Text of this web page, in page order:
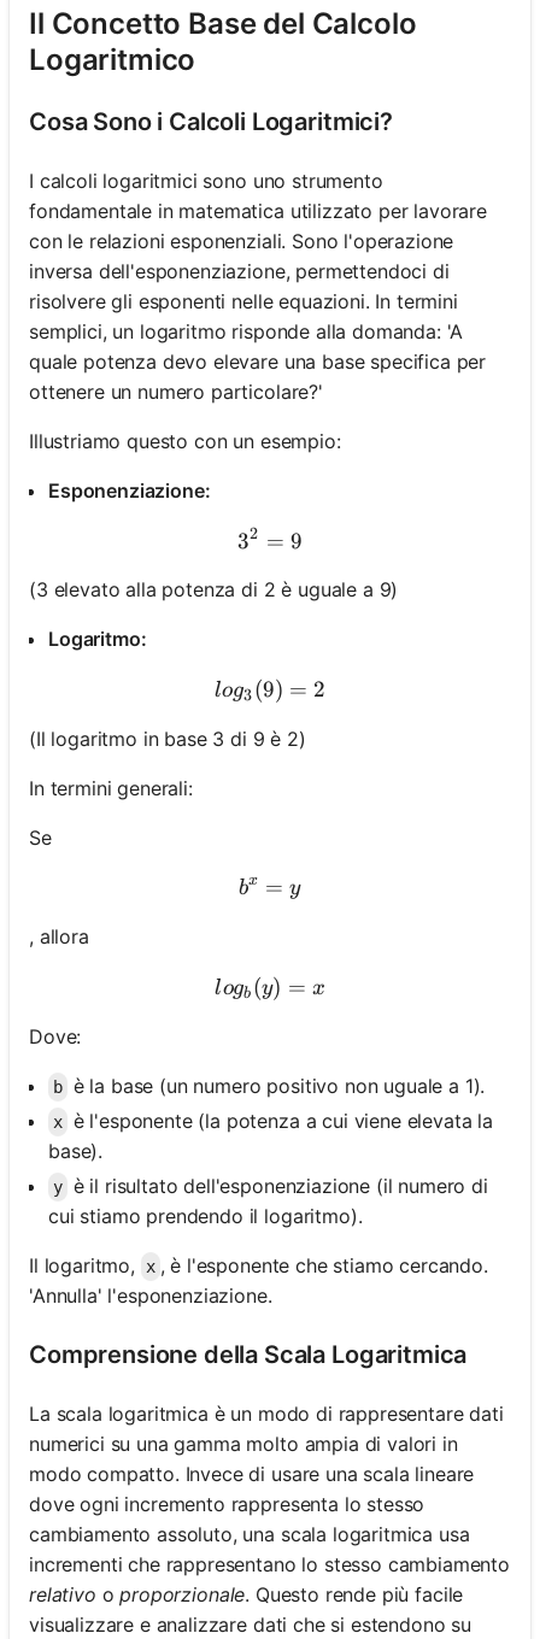
Il Concetto Base del Calcolo
Logaritmico
Cosa Sono i Calcoli Logaritmici?
I calcoli logaritmici sono uno strumento
fondamentale in matematica utilizzato per lavorare
con le relazioni esponenziali. Sono l'operazione
inversa dell'esponenziazione, permettendoci di
risolvere gli esponenti nelle equazioni. In termini
semplici, un logaritmo risponde alla domanda: 'A
quale potenza devo elevare una base specifica per
ottenere un numero particolare?'
Illustriamo questo con un esempio:
Esponenziazione:
3^2 = 9
32 = 9
(3 elevato alla potenza di 2 è uguale a 9)
Logaritmo:
log_3(9) = 2
log3(9) = 2
(Il logaritmo in base 3 di 9 è 2)
In termini generali:
Se
b^x = y
bx = y
, allora
log_b(y) = x
logb (y) = x
Dove:
b è la base (un numero positivo non uguale a 1).
x è l'esponente (la potenza a cui viene elevata la
base).
y è il risultato dell'esponenziazione (il numero di
cui stiamo prendendo il logaritmo).
Il logaritmo, x , è l'esponente che stiamo cercando.
'Annulla' l'esponenziazione.
Comprensione della Scala Logaritmica
La scala logaritmica è un modo di rappresentare dati
numerici su una gamma molto ampia di valori in
modo compatto. Invece di usare una scala lineare
dove ogni incremento rappresenta lo stesso
cambiamento assoluto, una scala logaritmica usa
incrementi che rappresentano lo stesso cambiamento
relativo oproporzionale. Questo rende più facile
visualizzare e analizzare dati che si estendono su